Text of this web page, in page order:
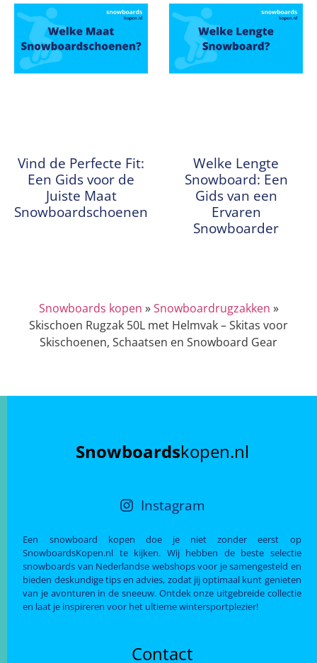
Vind de Perfecte Fit:
Een Gids voor de
Juiste Maat
Snowboardschoenen
Welke Lengte
Snowboard: Een
Gids van een
Ervaren
Snowboarder
Snowboards kopen »Snowboardrugzakken »
Skischoen Rugzak 50L met Helmvak – Skitas voor
Skischoenen, Schaatsen en Snowboard Gear
Snowboardskopen.nl
Instagram
Een snowboard kopen doe je niet zonder eerst op
SnowboardsKopen.nl te kijken. Wij hebben de beste selectie
snowboards van Nederlandse webshops voor je samengesteld en
bieden deskundige tips en advies, zodat jij optimaal kunt genieten
van je avonturen in de sneeuw. Ontdek onze uitgebreide collectie
en laat je inspireren voor het ultieme wintersportplezier!
Contact